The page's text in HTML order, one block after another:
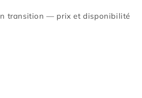
transition — prix et disponibilité